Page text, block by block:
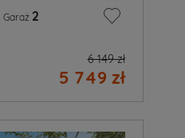
Garaż 2
6 149 zł
5 749 zł